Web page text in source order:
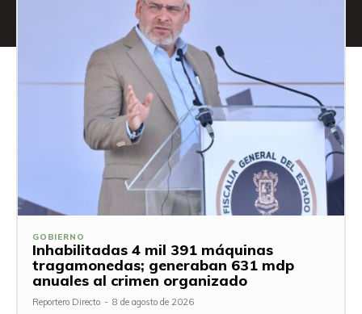
GOBIERNO
Inhabilitadas 4 mil 391 máquinas
tragamonedas; generaban 631 mdp
anuales al crimen organizado
Reportero Directo - 8 de agosto de 2026